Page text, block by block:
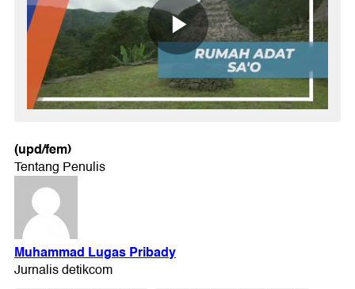
(upd/fem)